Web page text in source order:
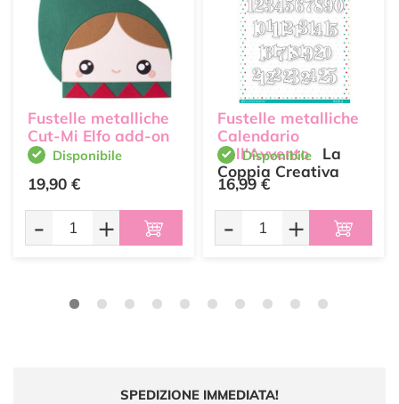
Fustelle metalliche
Cut-Mi Elfo add-on
Disponibile
19,90 €
- +
Fustelle metalliche
Calendario
dell'Avvento
La
Coppia Creativa
Disponibile
16,99 €
- +
SPEDIZIONE IMMEDIATA!